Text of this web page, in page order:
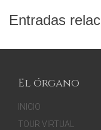
Entradas
El órgano
INICIO
TOUR VIRTUAL